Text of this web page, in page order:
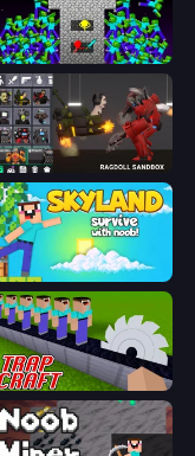
Stick Epic Fighter
Last Play: Ragdoll Sandbox
Skyland Survive With Noob!
Trap Craft